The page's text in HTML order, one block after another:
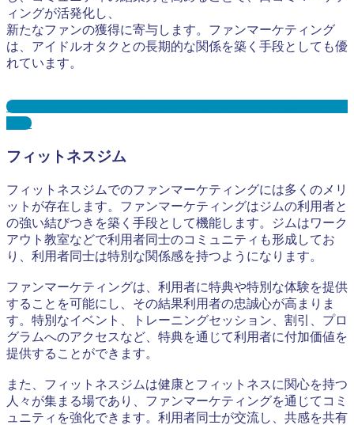
ィングが活発化し、
新たなファンの獲得に寄与します。ファンマーケティング
は、アイドルオタクとの長期的な関係を築く手段としても優
れています。
アイドル・オタクサンプリングとは？メリット３選と事例を
紹介
フィットネスジム
フィットネスジムでのファンマーケティングには多くのメリ
ットが存在します。ファンマーケティングはジムの利用者と
の強い結びつきを築く手段として機能します。ジムはワーク
アウト教室などで利用者同士のコミュニティも形成してお
り、利用者同士は特別な関係感を持つようになります。
ファンマーケティングは、利用者に特典や特別な体験を提供
することを可能にし、その結果利用者の忠誠心が高まりま
す。特別なイベント、トレーニングセッション、割引、プロ
グラムへのアクセスなど、特典を通じて利用者に付加価値を
提供することができます。
また、フィットネスジムは健康とフィットネスに関心を持つ
人々が集まる場であり、ファンマーケティングを通じてコミ
ュニティを強化できます。利用者同士が交流し、共感を共有